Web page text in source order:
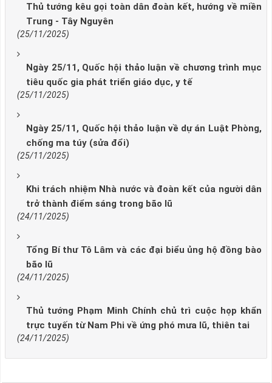
Thủ tướng kêu gọi toàn dân đoàn kết, hướng về miền
Trung - Tây Nguyên
(25/11/2025)
Ngày 25/11, Quốc hội thảo luận về chương trình mục
tiêu quốc gia phát triển giáo dục, y tế
(25/11/2025)
Ngày 25/11, Quốc hội thảo luận về dự án Luật Phòng,
chống ma túy (sửa đổi)
(25/11/2025)
Khi trách nhiệm Nhà nước và đoàn kết của người dân
trở thành điểm sáng trong bão lũ
(24/11/2025)
Tổng Bí thư Tô Lâm và các đại biểu ủng hộ đồng bào
bão lũ
(24/11/2025)
Thủ tướng Phạm Minh Chính chủ trì cuộc họp khẩn
trực tuyến từ Nam Phi về ứng phó mưa lũ, thiên tai
(24/11/2025)